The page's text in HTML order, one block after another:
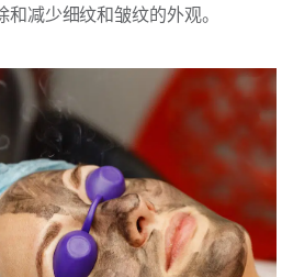
减少细纹和皱纹的外观。